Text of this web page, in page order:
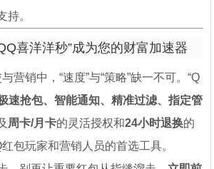
持。
喜洋洋秒”成为您的财富加速器
营销中，“速度”与“策略”缺一不可。“Q
速抢包、智能通知、精准过滤、指定管
周卡/月卡的灵活授权和24小时退换的
包玩家和营销人员的首选工具。